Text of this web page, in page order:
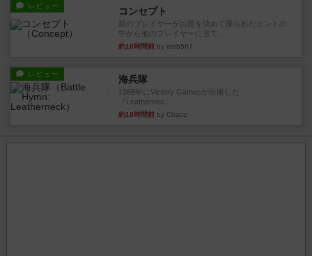
レビュー コンセプト
親のプレイヤーがお題を決めて限られたヒントの
中から他のプレイヤーに当て...
約18時間前 by mob567
レビュー 海兵隊
1988年にVictory Gamesが出版した
『Leathernec...
約18時間前 by Chaco